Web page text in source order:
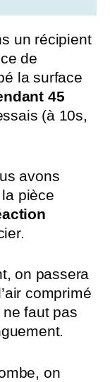
un récipient
de
la surface
45
(à 10s,
avons
pièce
on passera
comprimé
ne faut pas
on